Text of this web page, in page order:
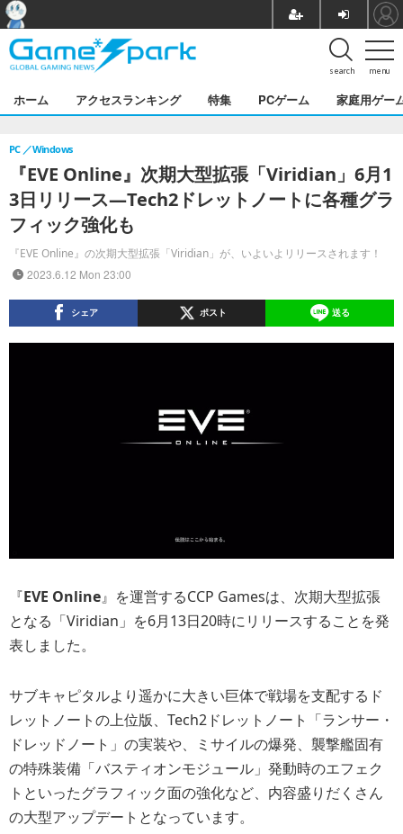
menu
search
ホーム アクセスランキング 特集 PCゲーム 家庭用ゲー
『EVE Online』次期大型拡張「Viridian」6月1
3日リリース―Tech2ドレットノートに各種グラ
フィック強化も
『EVE Online』の次期大型拡張「Viridian」が、いよいよリリースされます！
PC Windows
2023.6.12 Mon 23:00
シェア ポスト 送る
『EVE Online』を運営するCCP Gamesは、次期大型拡張
となる「Viridian」を6月13日20時にリリースすることを発
表しました。
サブキャピタルより遥かに大きい巨体で戦場を支配するド
レットノートの上位版、Tech2ドレットノート「ランサー・
ドレッドノート」の実装や、ミサイルの爆発、襲撃艦固有
の特殊装備「バスティオンモジュール」発動時のエフェク
トといったグラフィック面の強化など、内容盛りだくさん
の大型アップデートとなっています。